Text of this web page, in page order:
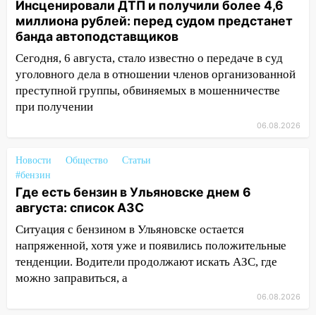
припаркованный автомобиль
12:37 Переезжал «зебру» на
велосипеде и попал под колеса
12:18 Вспыхнул изнутри: в
Железнодорожном районе горела дача
11:33
В Засвияжье под колёса авто
11:17
В Радищевском районе сгорели
хозяйственные постройки
11:00 В Канадее горел жилой дом
10:18 Губернатор Ульяновской области:
уничтожено четыре беспилотника в
регионе
10:00
В Ульяновске дотла сгорел
Инсценировали ДТП и получили более 4,6
миллиона рублей: перед судом предстанет
банда автоподставщиков
Сегодня, 6 августа, стало известно о передаче в суд
уголовного дела в отношении членов организованной
преступной группы, обвиняемых в мошенничестве
при получении
06.08.2026
Новости Общество
Статьи
#бензин
Где есть бензин в Ульяновске днем 6
августа: список АЗС
Ситуация с бензином в Ульяновске остается
напряженной, хотя уже и появились положительные
тенденции. Водители продолжают искать АЗС, где
можно заправиться, а
06.08.2026